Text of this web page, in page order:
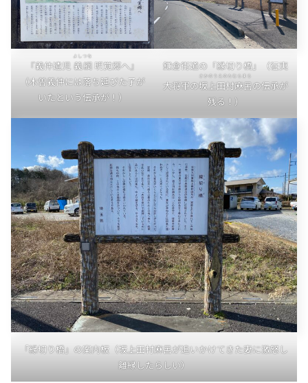
『義仲遺児 義綱
よしつな
明覚郷へ』
（木曽義仲には落ち延びた子が
いたという伝承が！）
鎌倉街道の「縁切り橋」（征夷
大将軍の坂上田村麻呂
さかのうえのたむらまろ
の伝承が
残る！）
「縁切り橋」の案内板（坂上田村麻呂が追いかけてきた妻に激怒し
離縁したらしい）